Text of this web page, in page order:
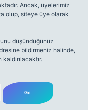
Ancak, üyelerimiz
olup, siteye üye olarak
düşündüğünüz
bildirmeniz halinde,